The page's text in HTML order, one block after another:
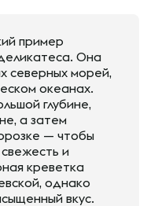
пример
Она
северных морей,
океанах.
глубине,
а затем
— чтобы
и
креветка
однако
вкус.